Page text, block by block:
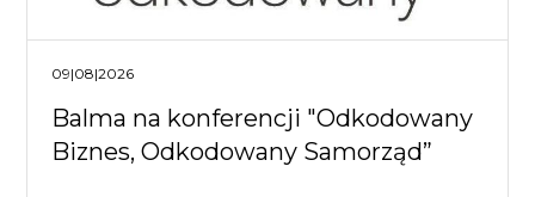
09|08|2026
Balma na konferencji "Odkodowany
Biznes, Odkodowany Samorząd”